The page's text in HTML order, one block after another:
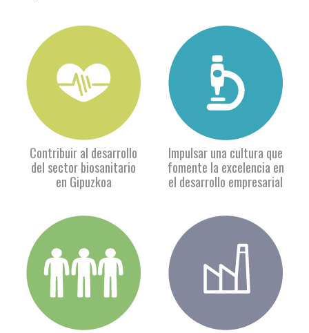
Contribuir al desarrollo
del sector biosanitario
en Gipuzkoa
Impulsar una cultura que
fomente la excelencia en
el desarrollo empresarial